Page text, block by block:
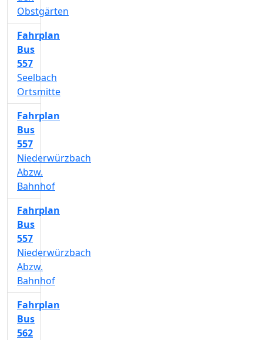
Obstgärten
Fahrplan
Bus
557
Seelbach
Ortsmitte
Fahrplan
Bus
557
Niederwürzbach
Abzw.
Bahnhof
Fahrplan
Bus
557
Niederwürzbach
Abzw.
Bahnhof
Fahrplan
Bus
562